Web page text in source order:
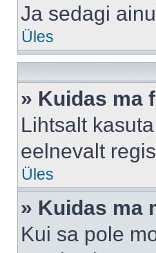
Ja sedagi
Üles
» Kuidas ma
Lihtsalt
eelnevalt
Üles
» Kuidas ma
Kui sa pole